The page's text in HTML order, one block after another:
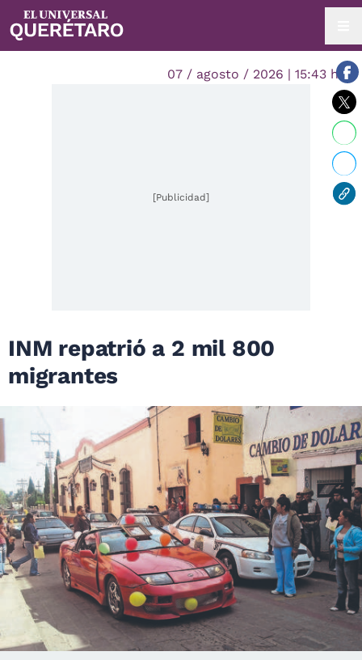
07 / agosto / 2026 | 15:43 hrs.
[Publicidad]
INM repatrió a 2 mil 800
migrantes